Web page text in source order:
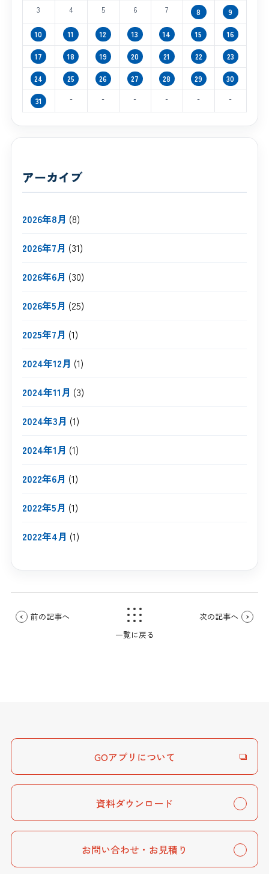
3 4 5 6 7 8 9
10 11 12 13 14 15 16
17 18 19 20 21 22 23
24 25 26 27 28 29 30
31 - - - - - -
アーカイブ
2026年8月 (8)
2026年7月 (31)
2026年6月 (30)
2026年5月 (25)
2025年7月 (1)
2024年12月 (1)
2024年11月 (3)
2024年3月 (1)
2024年1月 (1)
2022年6月 (1)
2022年5月 (1)
2022年4月 (1)
前の記事へ
一覧に戻る
次の記事へ
GOアプリについて
資料ダウンロード
お問い合わせ・お見積り